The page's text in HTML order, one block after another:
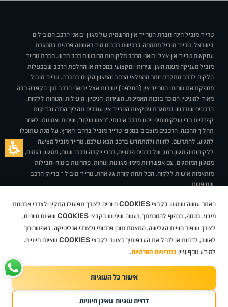
טרייד מוביל הינה חברת הטרייד אין הרשמית של מגוון יבואני הרכב המובילים
בישראל. טרייד מוביל מתמחה ברכישת רכבים מיד ראשונה פרטית במסגרת
עסקאות טרייד אין אצל יבואני הרכב מלקוחות הרוכשים רכב חדש. חברת טרייד
מוביל מעניקה מענה הוגן, שירותי ומקצועי במכירה או החלפת הרכב שבבעלות
הלקוח לרכב מתקדם יותר מהמלאי הרחב והמגוון הקיים בחברה. טרייד מוביל
מספקת את שרותי הטרייד אין (החלפה) ישירות אצל יבואני הרכב תוך הקפדה רבה
מאוד למוניטין המוכר בזכות האמינות, השירות, הניסיון, היעילות והנוחות ללקוח.
הרכבים שנרכשו במסגרת עסקאות הטרייד אין עוברים תהליך הכנה ובדיקות
קפדניות כדי שלקוחותינו ייהנו מרכב איכותי, "ראש שקט", שירות ואמינות. לאחר
תהליך ההכנה, הרכבים מוצבים בסניפי טרייד מוביל ברחבי הארץ, על מנת שתוכלו
להגיע, להתרשם, לחוות ולהתחדש ברכב הבא שלכם. טרייד מוביל מציעה
ללקוחותיה מגוון רחב של רכבים פרטיים, רכבי יוקרה ורכבי שטח, ממגוון דגמים,
ממגוון המותגים, עם אפשרויות מימון מגוונות ונוחות, פתרונות ביטוח וחבילות
מותאמות אישית ללקוח, הכל תחת קורת גג אחת. טרייד מוביל – בדיוק הרכב
שחיפשת.
תקנוןBUY BACKמבצעיםמגזין טרייד מובילאיך זה עובד? דרושים
ניהול העדפות עוגיות
סיטרואן אופלפיג'וMG
Geelyמזדהבי ווי דיצ'רי טסלהניסאןטויוטהדאצ'יהפולקסווגןטסלה
ב מ וולקסוסאאודיסקודהיונדאירנושברולט
TradeMobile instagram
TradeMobile facebook
כל הזכויות שמורות טרייד מוביל
האתר עושה שימוש בקבצי COOKIES חיוניים לצורך תפעולו התקין ולצרכי אבטחת
מידע. בנוסף, בכפוף להסכמתך, נעשה שימוש בקבצי COOKIES שאינם חיוניים,
לצורך שיפור חוויית הגלישה, התאמת תוכן פרסומי ולצרכי אנליטיקה. באפשרותך
לאשר, לדחות או לנהל את העדפותיך באשר לקבצי COOKIES שאינם חיוניים.
למידע נוסף עיין במדיניות הפרטיות.
אישור כל העוגיות
דחיית עוגיות שאינן חיוניות